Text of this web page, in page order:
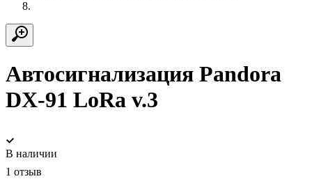
Автосигнализация Pandora
DX-91 LoRa v.3
В наличии
1 отзыв